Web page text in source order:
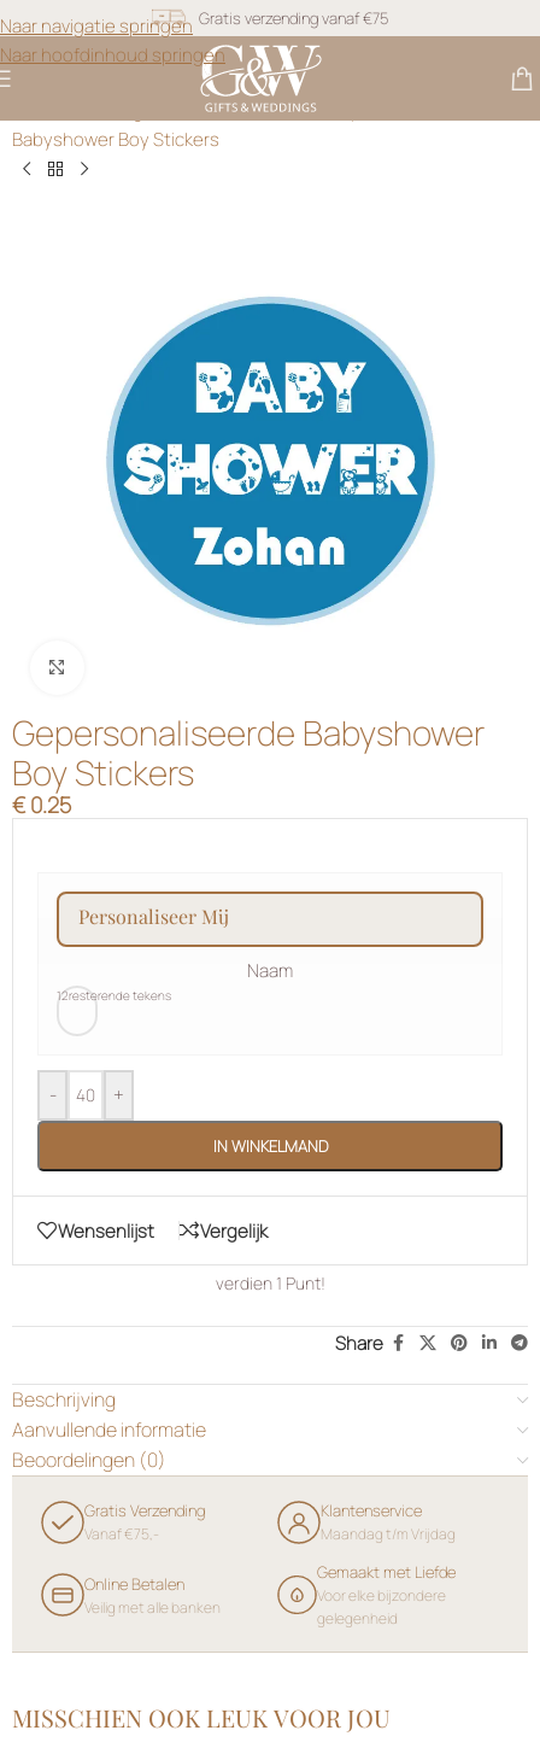
Naar navigatie springen
Naar hoofdinhoud springen
Snel geleverd
Gratis personalisatie
Bedankt Stickers>
Babyshower Boy Stickers
Gepersonaliseerde Babyshower
Boy Stickers
€ 0.25
personaliseer mij
Naam
12resterende tekens
- +
IN WINKELMAND
Wensenlijst Vergelijk
verdien 1 Punt!
Share
Beschrijving
Aanvullende informatie
Beoordelingen (0)
Gratis Verzending
Vanaf €75,-
Klantenservice
Maandag t/m Vrijdag
Online Betalen
Veilig met alle banken
Gemaakt met Liefde
Voor elke bijzondere
gelegenheid
MISSCHIEN OOK LEUK VOOR JOU